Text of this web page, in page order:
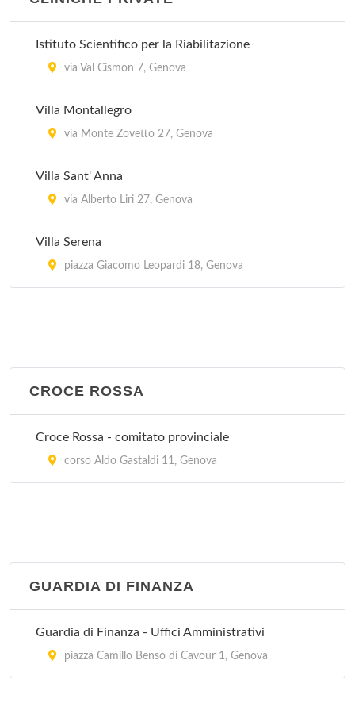
Istituto Scientifico per la Riabilitazione
via Val Cismon 7, Genova
Villa Montallegro
via Monte Zovetto 27, Genova
Villa Sant' Anna
via Alberto Liri 27, Genova
Villa Serena
piazza Giacomo Leopardi 18, Genova
CROCE ROSSA
Croce Rossa - comitato provinciale
corso Aldo Gastaldi 11, Genova
GUARDIA DI FINANZA
Guardia di Finanza - Uffici Amministrativi
piazza Camillo Benso di Cavour 1, Genova